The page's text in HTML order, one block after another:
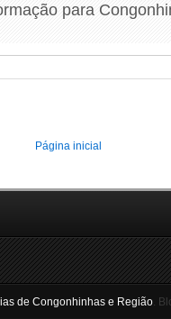
para
Página inicial
de Congonhinhas e Região.